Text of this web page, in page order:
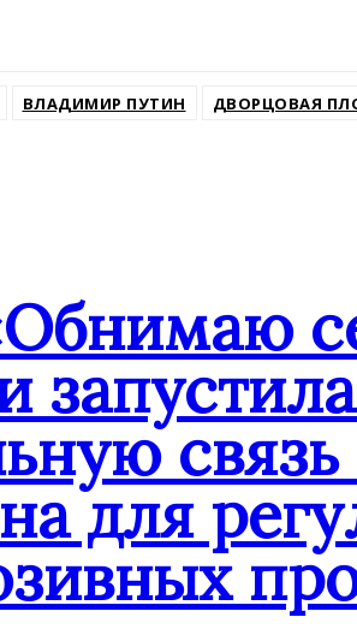
ВЛАДИМИР ПУТИН ДВОРЦОВАЯ
для